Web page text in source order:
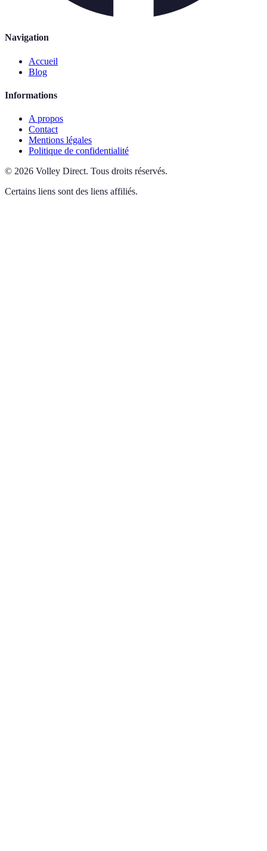
Navigation
Accueil
Blog
Informations
A propos
Contact
Mentions légales
Politique de confidentialité
© 2026 Volley Direct. Tous droits réservés.
Certains liens sont des liens affiliés.